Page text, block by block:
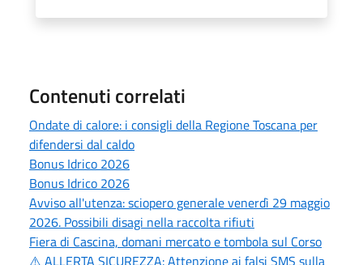
Contenuti correlati
Ondate di calore: i consigli della Regione Toscana per
difendersi dal caldo
Bonus Idrico 2026
Bonus Idrico 2026
Avviso all'utenza: sciopero generale venerdì 29 maggio
2026. Possibili disagi nella raccolta rifiuti
Fiera di Cascina, domani mercato e tombola sul Corso
⚠️ ALLERTA SICUREZZA: Attenzione ai falsi SMS sulla